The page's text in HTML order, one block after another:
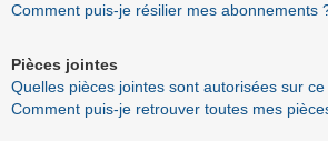
Comment puis-je résilier mes abonnements
Pièces jointes
Quelles pièces jointes sont autorisées sur
Comment puis-je retrouver toutes mes